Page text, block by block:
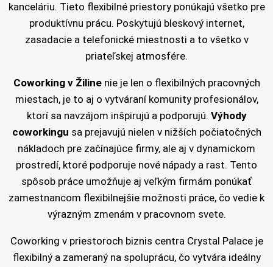
kanceláriu. Tieto flexibilné priestory ponúkajú všetko pre
produktívnu prácu. Poskytujú bleskový internet,
zasadacie a telefonické miestnosti a to všetko v
priateľskej atmosfére.
Coworking v Žilinenie je len o flexibilných pracovných
miestach, je to aj o vytváraní komunity profesionálov,
ktorí sa navzájom inšpirujú a podporujú. Výhody
coworkingu sa prejavujú nielen v nižších počiatočných
nákladoch pre začínajúce firmy, ale aj v dynamickom
prostredí, ktoré podporuje nové nápady a rast. Tento
spôsob práce umožňuje aj veľkým firmám ponúkať
zamestnancom flexibilnejšie možnosti práce, čo vedie k
výrazným zmenám v pracovnom svete.
Coworking v priestoroch biznis centra Crystal Palace je
flexibilný a zameraný na spoluprácu, čo vytvára ideálny